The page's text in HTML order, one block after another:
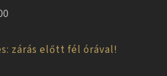
zárás előtt fél órával!